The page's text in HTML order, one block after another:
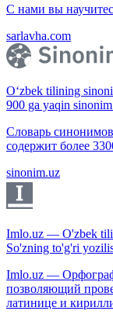
С нами вы
sarlavha.com
O‘zbek tilining
900 ga yaqin
Словарь
содержит более
sinonim.uz
Imlo.uz — O'zbek
So'zning to'g'ri
Imlo.uz —
позволяющий
латинице и